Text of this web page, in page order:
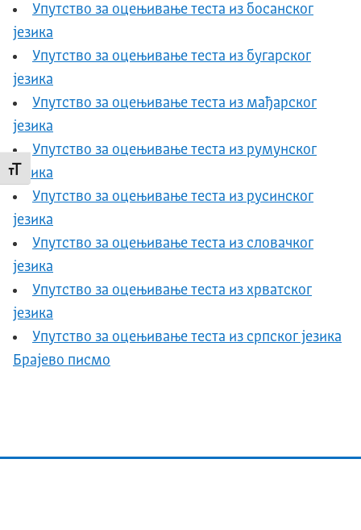
Промени величину слова
Упутство за оцењивање теста из босанског
језика
Упутство за оцењивање теста из бугарског
језика
Упутство за оцењивање теста из мађарског
језика
Упутство за оцењивање теста из румунског
језика
Упутство за оцењивање теста из русинског
језика
Упутство за оцењивање теста из словачког
језика
Упутство за оцењивање теста из хрватског
језика
Упутство за оцењивање теста из српског језика
Брајево писмо